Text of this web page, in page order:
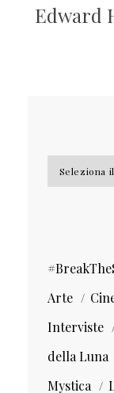
Edward
Arte
Interviste
della Luna
Mystica